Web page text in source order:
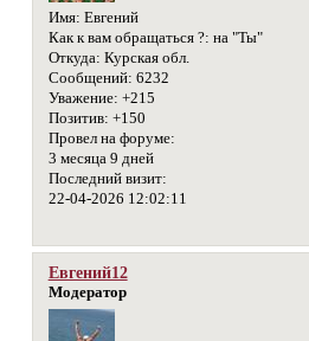
Имя: Евгений
Как к вам обращаться ?: на "Ты"
Откуда: Курская обл.
Сообщений: 6232
Уважение: +215
Позитив: +150
Провел на форуме:
3 месяца 9 дней
Последний визит:
22-04-2026 12:02:11
Евгений12
Модератор